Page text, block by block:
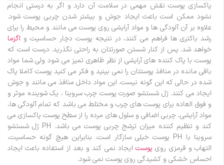
پاکسازی پوست نقش مهمی در سلامت آن دارد و اگر به درستی انجام
نشود ممکن است باعث ایجاد جوش و بیشتر شدن چربی پوست شود.
علاوه بر آن آلودگی ها و مواد آرایشی روی پوست می مانند و محیط را برای
رشد باکتری ها فراهم می کنند، در نتیجه پوست دچار حساسیت و اگزما
خواهد شد. پس از کنار شستن صورتتان به راحتی نگذرید. درست است که
پوست با پاک کننده های آرایشی از نظر ظاهری تمیز می شود ولی شما مواد
باقی مانده در منافذ پوستتان را نمی بینید و فکر می کنید پوست کاملا پاک
شده در حالی که این گونه نیست. این مواد داخل منافذ می مانند و جوش
ایجاد می کنند. ژل شستشو صورت پوست چرب سروینا ، یک شوینده موثر و
و فوق العاده برای پوست های چرب و مختلط می باشد که تمام آلودگی ها،
مواد آرایشی، چربی اضافی و سلول های مرده را از سطح پوست پاکسازی می
کند و تنظیم کننده میزان ترشج چربی پوست می باشد. PH ژل شستشو
سروینا با PH پوست خیلی سازگار است، بنابراین هیچ گونه حساسیت،
التهاب و قرمزی روی پوستایجاد نمی کند و بعد از استفاده باعث ایجاد
احساس خشکی و کشیدگی روی پوست نمی شود.